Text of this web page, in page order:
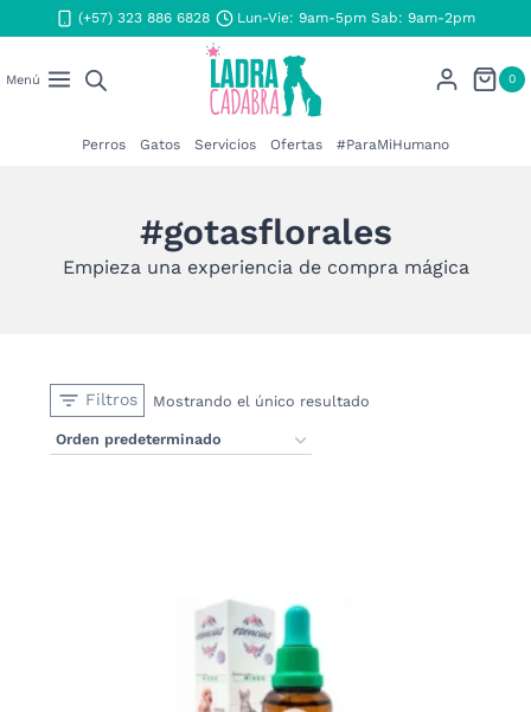
al
(+57) 323 886 6828 Lun-Vie: 9am-5pm Sab: 9am-2pm
Menú 0
Perros Gatos Servicios Ofertas #ParaMiHumano
#gotasflorales
Empieza una experiencia de compra mágica
Filtros Mostrando el único resultado